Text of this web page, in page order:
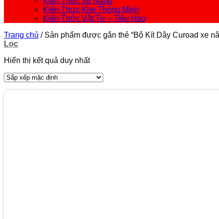
Kiến Thức Kho Thông Minh
Kiến Thức Vật Tư – Tiêu Hao
Trang chủ /Sản phẩm được gắn thẻ “Bộ Kít Dây Curoad xe
Lọc
Hiển thị kết quả duy nhất